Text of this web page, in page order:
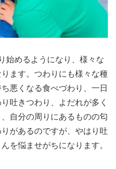
始めるようになり、様々な
ます。つわりにも様々な種
悪くなる食べづわり、一日
吐きつわり、よだれが多く
自分の周りにあるものの匂
があるのですが、やはり吐
を悩ませがちになります。